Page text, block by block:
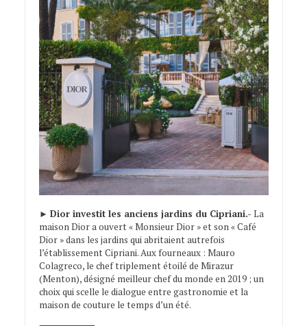
► Dior investit les anciens jardins du Cipriani.- La
maison Dior a ouvert « Monsieur Dior » et son « Café
Dior » dans les jardins qui abritaient autrefois
l’établissement Cipriani. Aux fourneaux : Mauro
Colagreco, le chef triplement étoilé de Mirazur
(Menton), désigné meilleur chef du monde en 2019 ; un
choix qui scelle le dialogue entre gastronomie et la
maison de couture le temps d’un été.